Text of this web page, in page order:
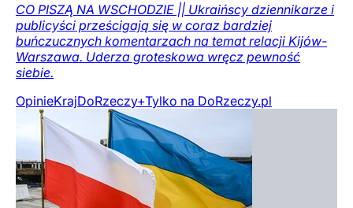
CO PISZĄ NA WSCHODZIE || Ukraińscy dziennikarze i
publicyści prześcigają się w coraz bardziej
buńczucznych komentarzach na temat relacji Kijów-
Warszawa. Uderza groteskowa wręcz pewność
siebie.
OpinieKrajDoRzeczy+Tylko na DoRzeczy.pl